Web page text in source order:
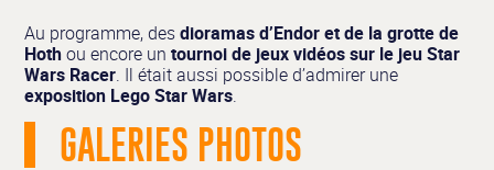
Au programme, desdioramas d’Endor et de la grotte de
Hothou encore untournoi de jeux vidéos sur le jeu Star
Wars Racer. Il était aussi possible d’admirer une
exposition Lego Star Wars.
GALERIES PHOTOS